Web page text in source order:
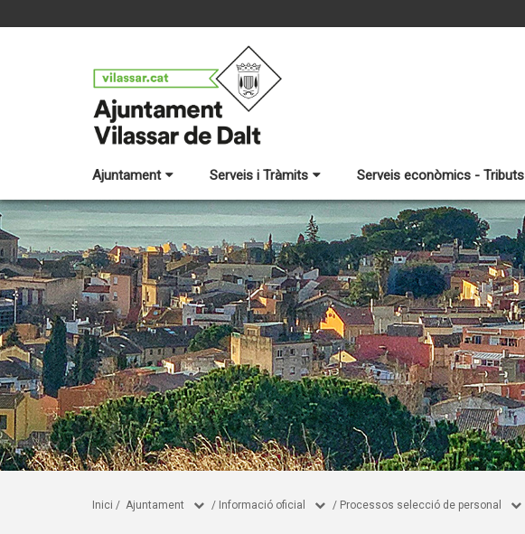
Ajuntament Serveis i Tràmits Serveis econòmics - Tributs
Inici / Ajuntament / Informació oficial / Processos selecció de personal